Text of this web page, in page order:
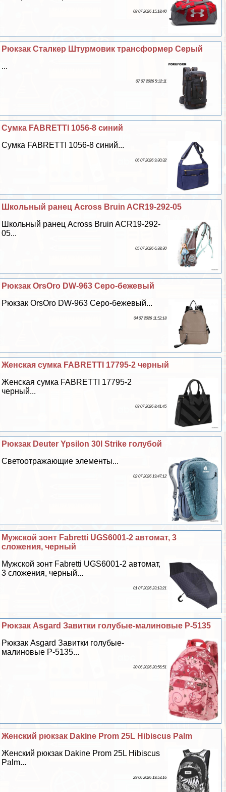
08 07 2026 15:18:40
Рюкзак Сталкер Штурмовик трaнcформер Серый
...
07 07 2026 5:12:11
Сумка FABRETTI 1056-8 синий
Сумка FABRETTI 1056-8 синий...
06 07 2026 9:30:32
Школьный ранец Across Bruin ACR19-292-05
Школьный ранец Across Bruin ACR19-292-
05...
05 07 2026 6:38:30
Рюкзак OrsOro DW-963 Серо-бежевый
Рюкзак OrsOro DW-963 Серо-бежевый...
04 07 2026 11:52:18
Женская сумка FABRETTI 17795-2 черный
Женская сумка FABRETTI 17795-2
черный...
03 07 2026 8:41:45
Рюкзак Deuter Ypsilon 30l Strike гoлyбой
Светоотражающие элементы...
02 07 2026 19:47:12
Мужской зонт Fabretti UGS6001-2 автомат, 3
сложения, черный
Мужской зонт Fabretti UGS6001-2 автомат,
3 сложения, черный...
01 07 2026 23:13:21
Рюкзак Asgard Завитки гoлyбые-малиновые Р-5135
Рюкзак Asgard Завитки гoлyбые-
малиновые Р-5135...
30 06 2026 20:56:51
Женский рюкзак Dakine Prom 25L Hibiscus Palm
Женский рюкзак Dakine Prom 25L Hibiscus
Palm...
29 06 2026 19:53:16